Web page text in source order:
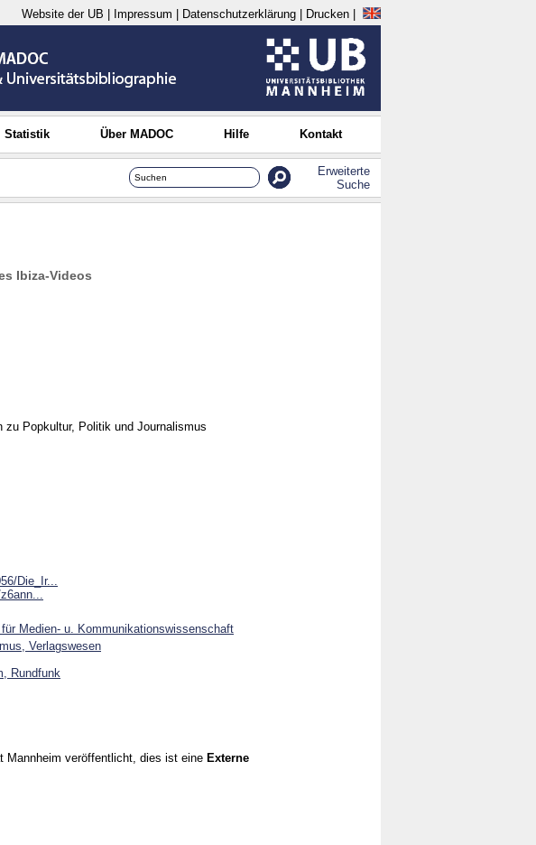
Website der UB Impressum Datenschutzerklärung Drucken
Statistik Über MADOC Hilfe Kontakt
Erweiterte
Suche
Ibiza-Videos
zu Popkultur, Politik und Journalismus
Die_Ir...
Medien- u. Kommunikationswissenschaft
Verlagswesen
Rundfunk
Mannheim veröffentlicht, dies ist eine Externe